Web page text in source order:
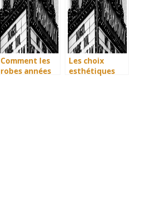
générique de
Joker 2 (2024)
gratuites pour
vos séries
préférées en
français
Comment les
robes années
Les choix
esthétiques